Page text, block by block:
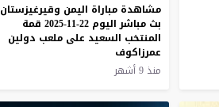
مشاهدة مباراة اليمن وقيرغيزستان
بث مباشر اليوم 22-11-2025 قمة
المنتخب السعيد على ملعب دولين
عمرزاكوف
منذ 9 أشهر